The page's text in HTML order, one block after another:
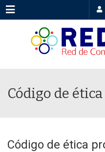
Menu
Código de
Código de ética